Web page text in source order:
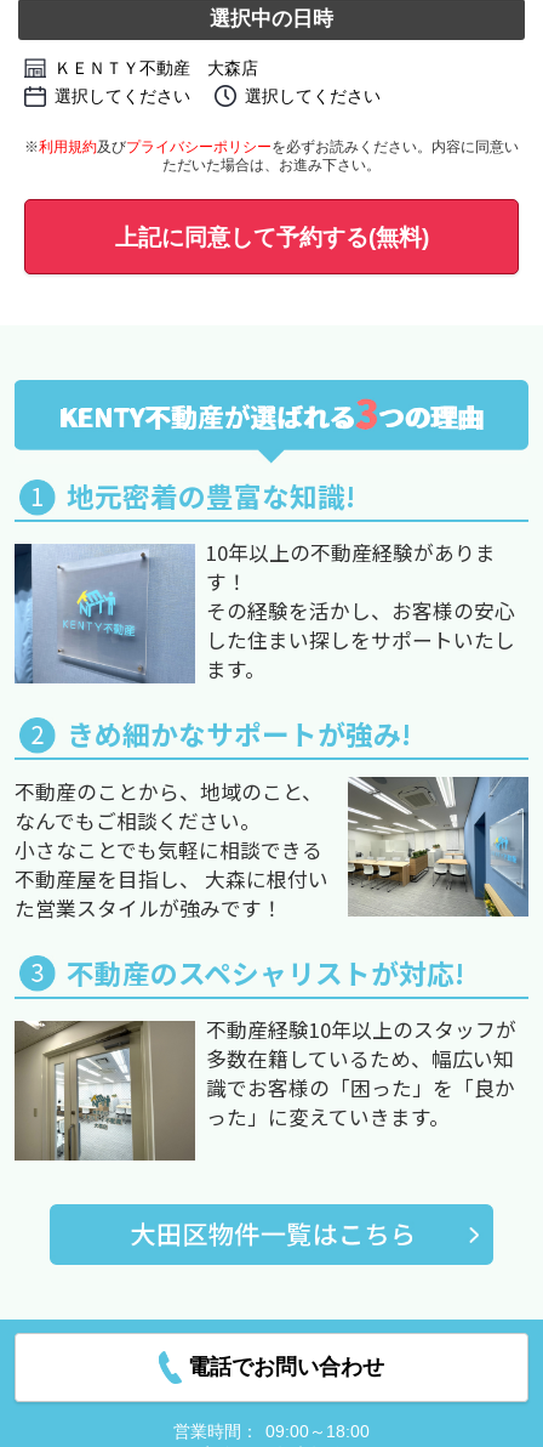
選択中の日時
ＫＥＮＴＹ不動産 大森店
選択してください
選択してください
※利用規約及びプライバシーポリシーを必ずお読みください。内容に同意い
ただいた場合は、お進み下さい。
上記に同意して予約する(無料)
KENTY不動産が選ばれる3つの理由
地元密着の豊富な知識!
10年以上の不動産経験がありま
す！
その経験を活かし、お客様の安心
した住まい探しをサポートいたし
ます。
きめ細かなサポートが強み!
不動産のことから、地域のこと、
なんでもご相談ください。
小さなことでも気軽に相談できる
不動産屋を目指し、 大森に根付い
た営業スタイルが強みです！
不動産のスペシャリストが対応!
不動産経験10年以上のスタッフが
多数在籍しているため、幅広い知
識でお客様の「困った」を「良か
った」に変えていきます。
電話でお問い合わせ
営業時間：
09:00～18:00